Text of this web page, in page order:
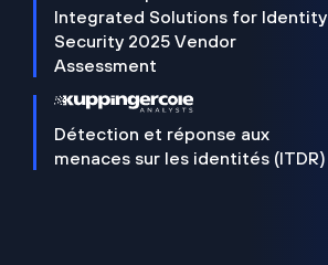
Integrated Solutions for Identity
Security 2025 Vendor
Assessment
Détection et réponse aux
menaces sur les identités (ITDR)